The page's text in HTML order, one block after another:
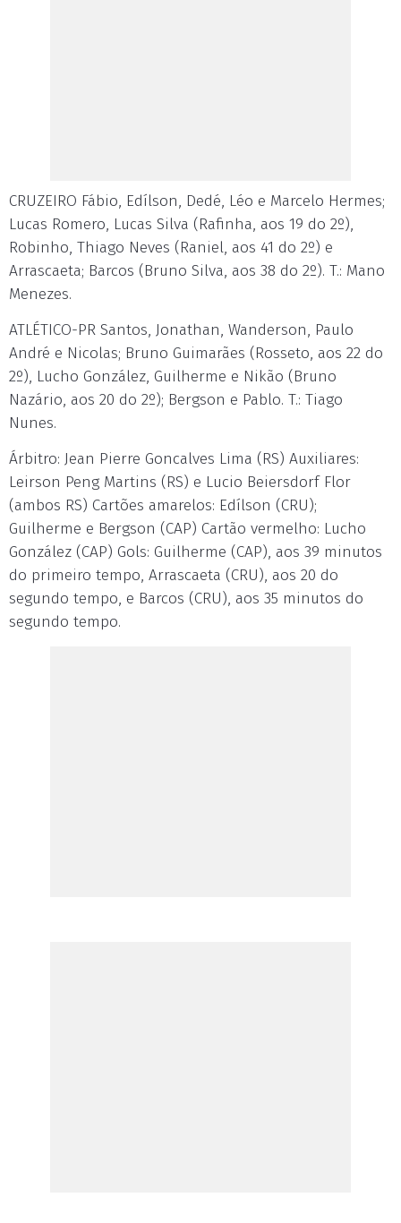
CRUZEIRO Fábio, Edílson, Dedé, Léo e Marcelo Hermes;
Lucas Romero, Lucas Silva (Rafinha, aos 19 do 2º),
Robinho, Thiago Neves (Raniel, aos 41 do 2º) e
Arrascaeta; Barcos (Bruno Silva, aos 38 do 2º). T.: Mano
Menezes.
ATLÉTICO-PR Santos, Jonathan, Wanderson, Paulo
André e Nicolas; Bruno Guimarães (Rosseto, aos 22 do
2º), Lucho González, Guilherme e Nikão (Bruno
Nazário, aos 20 do 2º); Bergson e Pablo. T.: Tiago
Nunes.
Árbitro: Jean Pierre Goncalves Lima (RS) Auxiliares:
Leirson Peng Martins (RS) e Lucio Beiersdorf Flor
(ambos RS) Cartões amarelos: Edílson (CRU);
Guilherme e Bergson (CAP) Cartão vermelho: Lucho
González (CAP) Gols: Guilherme (CAP), aos 39 minutos
do primeiro tempo, Arrascaeta (CRU), aos 20 do
segundo tempo, e Barcos (CRU), aos 35 minutos do
segundo tempo.